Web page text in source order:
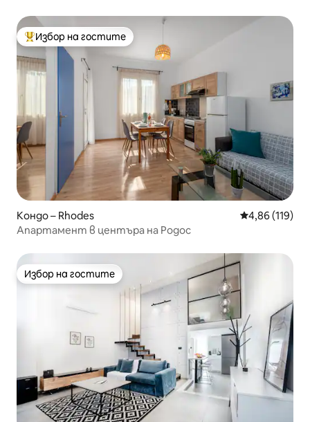
Най-популярен избор на гостите
Избор на гостите
Кондо – Rhodes Средна
4,86 (119)
Апартамент в центъра на Родос
Избор на гостите
Избор на гостите